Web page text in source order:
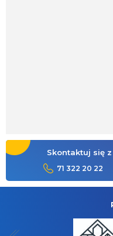
Skontaktuj się
71 322 20 22